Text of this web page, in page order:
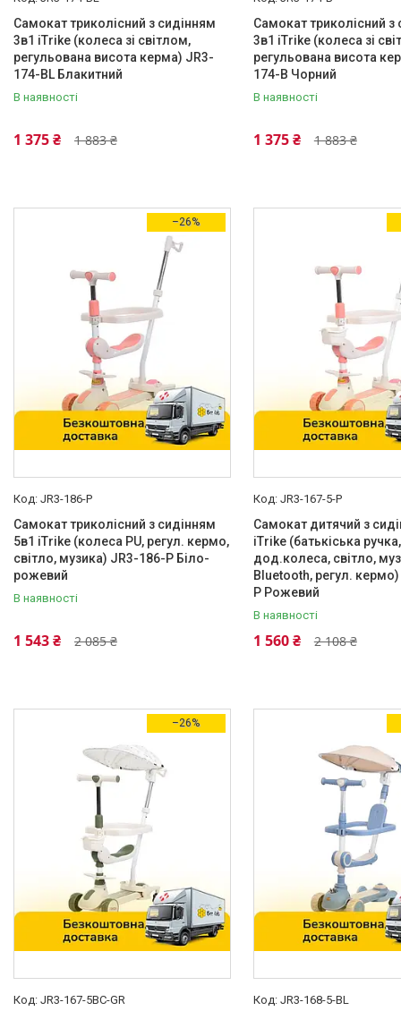
Конструкція
Складана 28
Малюнки і написи
Графіті 4
Новинки
Доставка і оплата
Повернення і обмін
Документи
Відгуки
Контакти
Самокат триколісний з сидінням
3в1 iTrike (колеса зі світлом,
регульована висота керма) JR3-
174-BL Блакитний
В наявності
1 883 ₴
1 375 ₴
Самокат триколісний з
3в1 iTrike (колеса зі
регульована висота
174-B Чорний
В наявності
1 883 ₴
1 375 ₴
–26%
JR3-186-P
Самокат триколісний з сидінням
5в1 iTrike (колеса PU, регул. кермо,
світло, музика) JR3-186-P Біло-
рожевий
В наявності
2 085 ₴
1 543 ₴
JR3-167-5-P
Самокат дитячий з
iTrike (батькіська ручка,
дод.колеса, світло,
Bluetooth, регул.
P Рожевий
В наявності
2 108 ₴
1 560 ₴
–26%
JR3-167-5BC-GR JR3-168-5-BL